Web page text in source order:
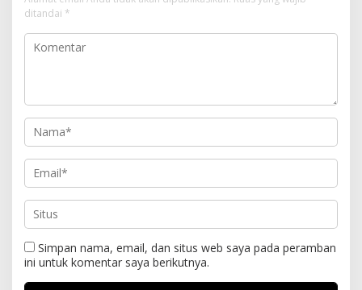
ditandai *
Simpan nama, email, dan situs web saya pada peramban
ini untuk komentar saya berikutnya.